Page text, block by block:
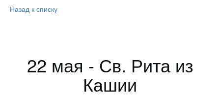
Назад к списку
22 мая - Св. Рита из
Кашии